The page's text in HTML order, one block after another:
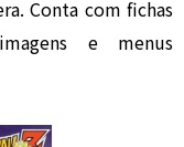
Conta com fichas
e menus